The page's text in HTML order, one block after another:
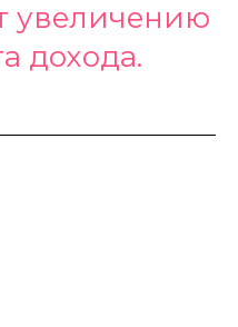
увеличению
дохода.